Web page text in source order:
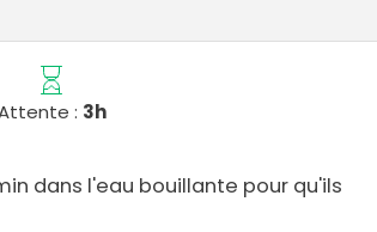
: 3h
dans l'eau bouillante pour qu'ils